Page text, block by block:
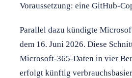
Voraussetzung: eine GitHub-
Parallel dazu kündigte
dem 16. Juni 2026. Diese
Microsoft-365-Daten in vier
erfolgt künftig